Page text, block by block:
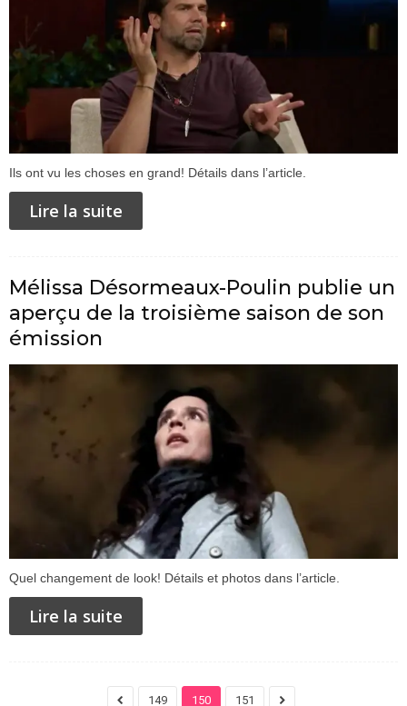
Ils ont vu les choses en grand! Détails dans l’article.
Lire la suite
Mélissa Désormeaux-Poulin publie un
aperçu de la troisième saison de son
émission
Quel changement de look! Détails et photos dans l’article.
Lire la suite
149 150 151